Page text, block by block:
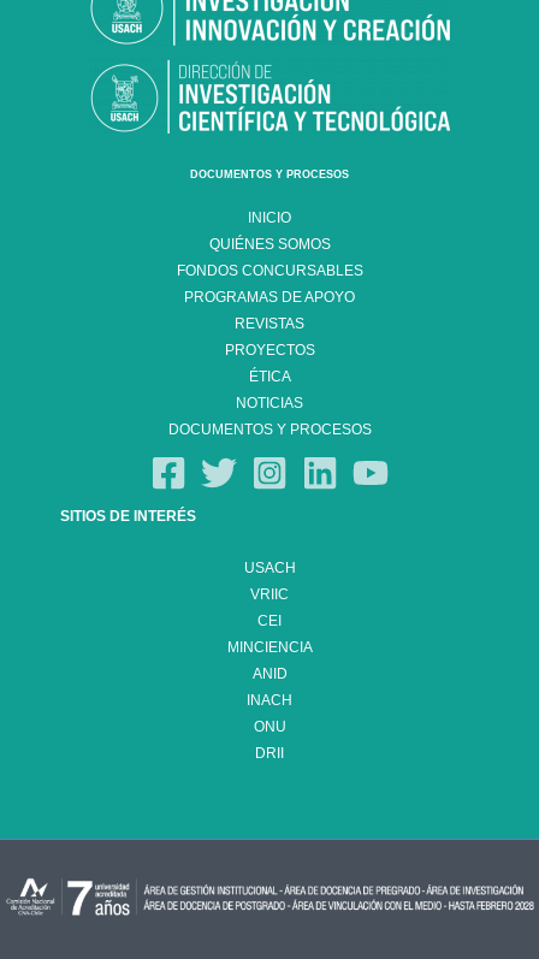
DOCUMENTOS Y PROCESOS
INICIO
QUIÉNES SOMOS
FONDOS CONCURSABLES
PROGRAMAS DE APOYO
REVISTAS
PROYECTOS
ÉTICA
NOTICIAS
DOCUMENTOS Y PROCESOS
SITIOS DE INTERÉS
USACH
VRIIC
CEI
MINCIENCIA
ANID
INACH
ONU
DRII